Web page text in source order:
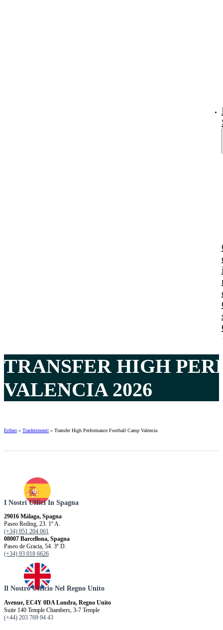
TRANSFER HIGH
VALENCIA 2026
Ertheo » Trasferimenti » Transfer High Performance Football Camp Valencia
I Nostri Uffici In Spagna
29016 Málaga, Spagna
Paseo Reding, 23. 1º A.
(+34) 951 204 061
08007 Barcellona, ​​Spagna
Paseo de Gracia, 54. 3º D.
(+34) 93 018 6626
Il Nostro Ufficio Nel Regno Unito
Avenue, EC4Y 0DA Londra, Regno Unito
Suite 140 Temple Chambers, 3-7 Temple
(+44) 203 769 94 43